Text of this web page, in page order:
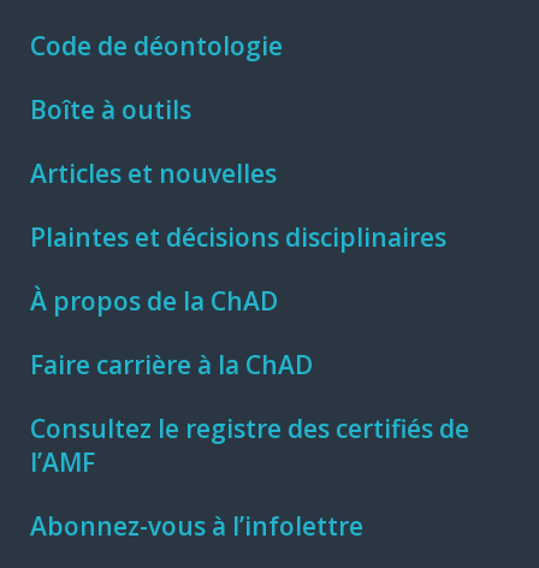
Code de déontologie
Boîte à outils
Articles et nouvelles
Plaintes et décisions disciplinaires
À propos de la ChAD
Faire carrière à la ChAD
Consultez le registre des certifiés de
l’AMF
Abonnez-vous à l’infolettre